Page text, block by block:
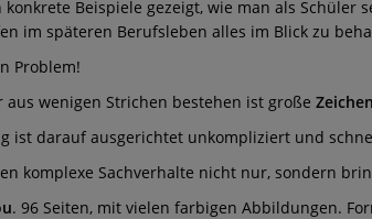
konkrete Beispiele gezeigt, wie man als
im späteren Berufsleben alles im Blick zu
Problem!
aus wenigen Strichen bestehen ist große
ist darauf ausgerichtet unkompliziert und
komplexe Sachverhalte nicht nur, sondern
. 96 Seiten, mit vielen farbigen Abbildungen.